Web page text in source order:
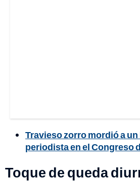
Travieso zorro mordió a
periodista en el Congreso
Toque de queda